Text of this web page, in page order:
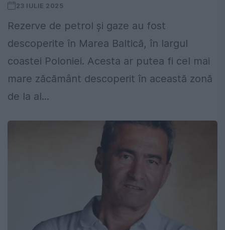
23 IULIE 2025
Rezerve de petrol și gaze au fost
descoperite în Marea Baltică, în largul
coastei Poloniei. Acesta ar putea fi cel mai
mare zăcământ descoperit în această zonă
de la al...